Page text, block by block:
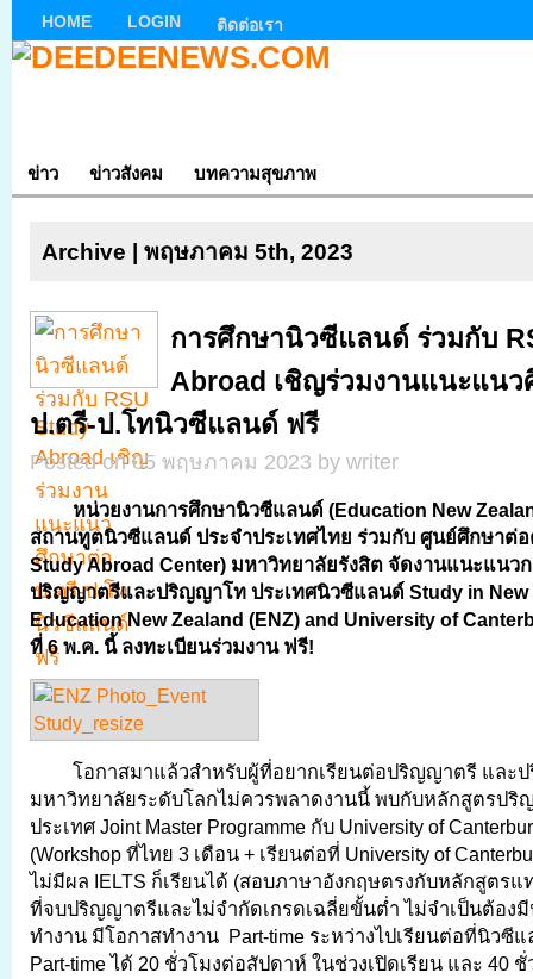
HOME LOGIN ติดต่อเรา
ข่าว ข่าวสังคม บทความสุขภาพ
Archive | พฤษภาคม 5th, 2023
การศึกษานิวซีแลนด์ ร่วมกับ
Abroad เชิญร่วมงานแนะแน
ป.ตรี-ป.โทนิวซีแลนด์ ฟรี
Posted on 05 พฤษภาคม 2023 by writer
หน่วยงานการศึกษานิวซีแลนด์ (Education New
สถานทูตนิวซีแลนด์ ประจำประเทศไทย ร่วมกับ ศูนย์ศึกษาต่อ
Study Abroad Center) มหาวิทยาลัยรังสิต จัดงานแนะแนว
ปริญญาตรีและปริญญาโท ประเทศนิวซีแลนด์ Study in New
Education New Zealand (ENZ) and University of
ที่ 6 พ.ค. นี้ ลงทะเบียนร่วมงาน ฟรี!
โอกาสมาแล้วสำหรับผู้ที่อยากเรียนต่อปริญญาตรี และ
มหาวิทยาลัยระดับโลกไม่ควรพลาดงานนี้ พบกับหลักสูตรปริ
ประเทศ Joint Master Programme กับ University of
(Workshop ที่ไทย 3 เดือน + เรียนต่อที่ University of
ไม่มีผล IELTS ก็เรียนได้ (สอบภาษาอังกฤษตรงกับหลักสูตรแ
ที่จบปริญญาตรีและไม่จำกัดเกรดเฉลี่ยขั้นต่ำ ไม่จำเป็นต้อง
ทำงาน มีโอกาสทำงาน Part-time ระหว่างไปเรียนต่อที่นิวซี
Part-time ได้ 20 ชั่วโมงต่อสัปดาห์ ในช่วงเปิดเรียน และ 40